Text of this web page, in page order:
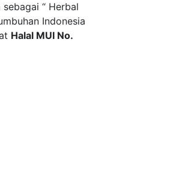
“ Herbal
Indonesia
Halal MUI No.